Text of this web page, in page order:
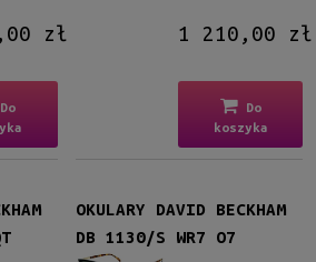
zł
Do
1 210,00 zł
Do
koszyka
OKULARY DAVID BECKHAM
DB 1130/S WR7 O7